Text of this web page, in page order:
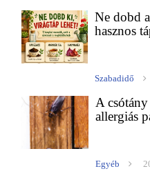
Ne dobd
hasznos
Szabadidő
A
allergiás
Egyéb